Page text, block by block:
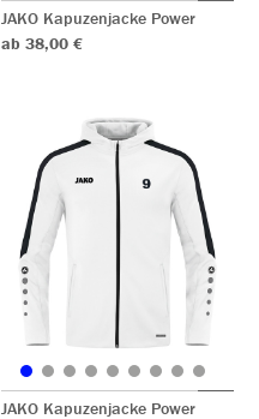
JAKO Kapuzenjacke Power
ab 38,00 €
JAKO Kapuzenjacke Power